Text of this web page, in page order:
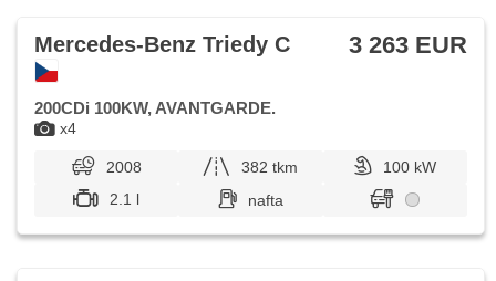
x4
Mercedes-Benz Triedy C 3 263 EUR
200CDi 100KW, AVANTGARDE.
2008 382 tkm
100 kW
2.1 l
nafta